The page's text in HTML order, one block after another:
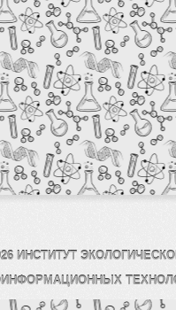
ИНСТИТУТ